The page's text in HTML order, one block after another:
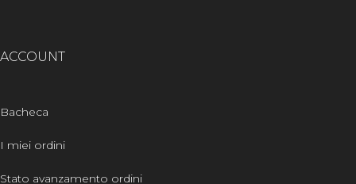
ACCOUNT
Bacheca
I miei ordini
Stato avanzamento ordini